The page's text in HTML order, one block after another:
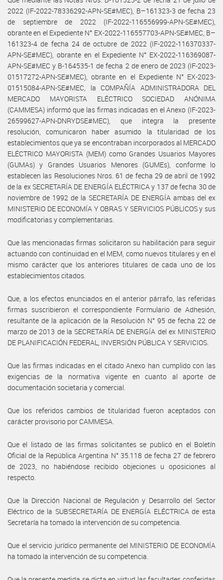
2022 (IF-2022-78336292-APN-SE#MEC), B–161323-3 de fecha 23
de septiembre de 2022 (IF-2022-116556999-APN-SE#MEC),
obrante en el Expediente N° EX-2022-116557703-APN-SE#MEC, B–
161323-4 de fecha 24 de octubre de 2022 (IF-2022-116370337-
APN-SE#MEC), obrante en el Expediente N° EX-2022-116369087-
APN-SE#MEC y B-164535-1 de fecha 2 de enero de 2023 (IF-2023-
01517272-APN-SE#MEC), obrante en el Expediente N° EX-2023-
01515084-APN-SE#MEC, la COMPAÑÍA ADMINISTRADORA DEL
MERCADO MAYORISTA ELÉCTRICO SOCIEDAD ANÓNIMA
(CAMMESA) informó que las firmas indicadas en el Anexo (IF-2023-
26599627-APN-DNRYDSE#MEC), que integra la presente
resolución, comunicaron haber asumido la titularidad de los
establecimientos que ya se encontraban incorporados al MERCADO
ELÉCTRICO MAYORISTA (MEM) como Grandes Usuarios Mayores
(GUMAs) y Grandes Usuarios Menores (GUMEs), conforme lo
establecen las Resoluciones Nros. 61 de fecha 29 de abril de 1992
de la ex SECRETARÍA DE ENERGÍA ELÉCTRICA y 137 de fecha 30 de
noviembre de 1992 de la SECRETARÍA DE ENERGÍA ambas del ex
MINISTERIO DE ECONOMÍA Y OBRAS Y SERVICIOS PÚBLICOS y sus
modificatorias y complementarias.
Que las mencionadas firmas solicitaron su habilitación para seguir
actuando con continuidad en el MEM, como nuevos titulares y en el
mismo carácter que los anteriores titulares de cada uno de los
establecimientos citados.
Que, a los efectos enunciados en el anterior párrafo, las referidas
firmas suscribieron el correspondiente Formulario de Adhesión,
resultante de la aplicación de la Resolución N° 95 de fecha 22 de
marzo de 2013 de la SECRETARÍA DE ENERGÍA del ex MINISTERIO
DE PLANIFICACIÓN FEDERAL, INVERSIÓN PÚBLICA Y SERVICIOS.
Que las firmas indicadas en el citado Anexo han cumplido con las
exigencias de la normativa vigente en cuanto al aporte de
documentación societaria y comercial.
Que los referidos cambios de titularidad fueron aceptados con
carácter provisorio por CAMMESA.
Que el listado de las firmas solicitantes se publicó en el Boletín
Oficial de la República Argentina N° 35.118 de fecha 27 de febrero
de 2023, no habiéndose recibido objeciones u oposiciones al
respecto.
Que la Dirección Nacional de Regulación y Desarrollo del Sector
Eléctrico de la SUBSECRETARÍA DE ENERGÍA ELÉCTRICA de esta
Secretaría ha tomado la intervención de su competencia.
Que el servicio jurídico permanente del MINISTERIO DE ECONOMÍA
ha tomado la intervención de su competencia.